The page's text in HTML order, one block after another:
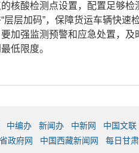
核酸检测点设置，配置足够
层层加码”，保障货运车辆快
加强监测预警和应急处置，
低限度。
中编办 新闻办 中新网
中国文联
政府网 中国西藏新闻网 每日甘